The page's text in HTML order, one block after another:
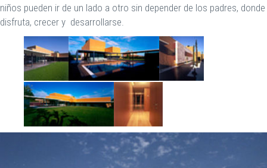
niños pueden ir de un lado a otro sin depender de los padres, donde
disfruta, crecer y desarrollarse.